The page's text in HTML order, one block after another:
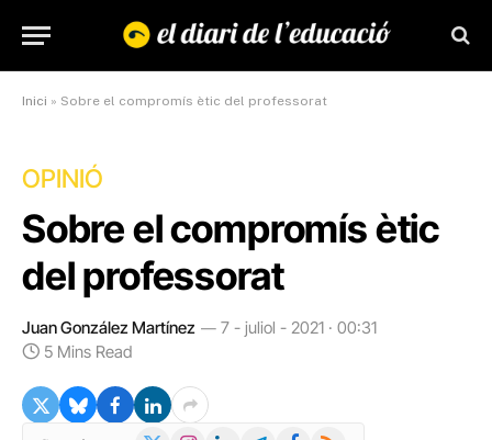
Inici » Sobre el compromís ètic del professorat
OPINIÓ
Sobre el compromís ètic
del professorat
Juan González Martínez
7 - juliol - 2021 · 00:31
5 Mins Read